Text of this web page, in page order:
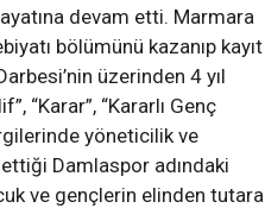
devam etti. Marmara
bölümünü kazanıp kayıt
üzerinden 4 yıl
“Karar”, “Kararlı Genç
yöneticilik ve
Damlaspor adındaki
ve gençlerin elinden